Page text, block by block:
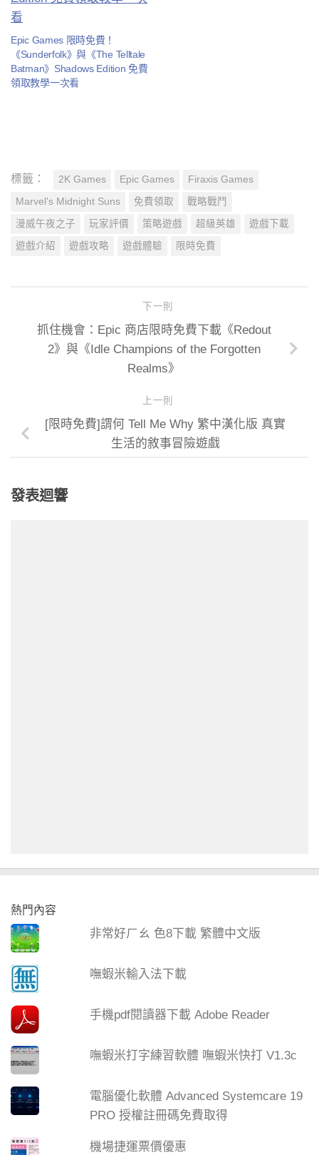
Epic Games 限時免費！
《Sunderfolk》與《The Telltale
Batman》Shadows Edition 免費
領取教學一次看
標籤： 2K Games Epic Games Firaxis Games
Marvel's Midnight Suns 免費領取 戰略戰鬥
漫威午夜之子 玩家評價 策略遊戲 超級英雄 遊戲下載
遊戲介紹 遊戲攻略 遊戲體驗 限時免費
下一則
抓住機會：Epic 商店限時免費下載《Redout
2》與《Idle Champions of the Forgotten
Realms》
上一則
[限時免費]謂何 Tell Me Why 繁中漢化版 真實
生活的敘事冒險遊戲
發表迴響
熱門內容
非常好ㄏㄠ 色8下載 繁體中文版
嘸蝦米輸入法下載
手機pdf閱讀器下載 Adobe Reader
嘸蝦米打字練習軟體 嘸蝦米快打 V1.3c
電腦優化軟體 Advanced Systemcare 19
PRO 授權註冊碼免費取得
機場捷運票價優惠